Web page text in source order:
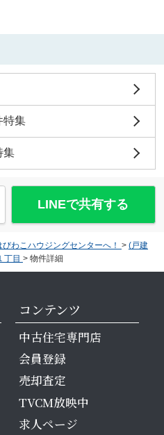
特集
集
LINEで共有する
わこハウジングセンターへ！ > (戸建
丁目 > 物件詳細
コンテンツ
中古住宅専門店
会員登録
売却査定
TVCM放映中
求人ページ